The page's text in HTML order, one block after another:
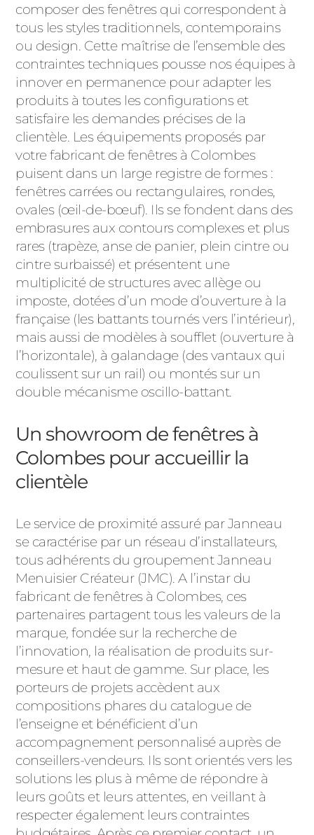
composer des fenêtres qui correspondent à
tous les styles traditionnels, contemporains
ou design. Cette maîtrise de l’ensemble des
contraintes techniques pousse nos équipes à
innover en permanence pour adapter les
produits à toutes les configurations et
satisfaire les demandes précises de la
clientèle. Les équipements proposés par
votre fabricant de fenêtres à Colombes
puisent dans un large registre de formes :
fenêtres carrées ou rectangulaires, rondes,
ovales (œil-de-bœuf). Ils se fondent dans des
embrasures aux contours complexes et plus
rares (trapèze, anse de panier, plein cintre ou
cintre surbaissé) et présentent une
multiplicité de structures avec allège ou
imposte, dotées d’un mode d’ouverture à la
française (les battants tournés vers l’intérieur),
mais aussi de modèles à soufflet (ouverture à
l’horizontale), à galandage (des vantaux qui
coulissent sur un rail) ou montés sur un
double mécanisme oscillo-battant.
Un showroom de fenêtres à
Colombes pour accueillir la
clientèle
Le service de proximité assuré par Janneau
se caractérise par un réseau d’installateurs,
tous adhérents du groupement Janneau
Menuisier Créateur (JMC). A l’instar du
fabricant de fenêtres à Colombes, ces
partenaires partagent tous les valeurs de la
marque, fondée sur la recherche de
l’innovation, la réalisation de produits sur-
mesure et haut de gamme. Sur place, les
porteurs de projets accèdent aux
compositions phares du catalogue de
l’enseigne et bénéficient d’un
accompagnement personnalisé auprès de
conseillers-vendeurs. Ils sont orientés vers les
solutions les plus à même de répondre à
leurs goûts et leurs attentes, en veillant à
respecter également leurs contraintes